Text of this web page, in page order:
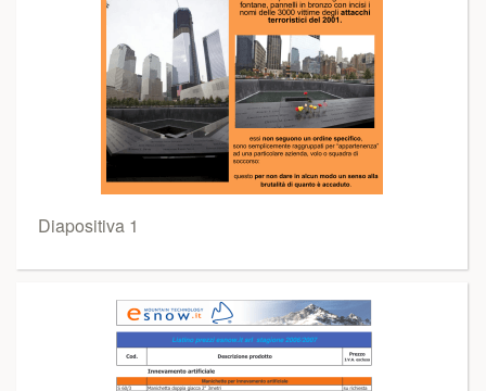
Diapositiva 1